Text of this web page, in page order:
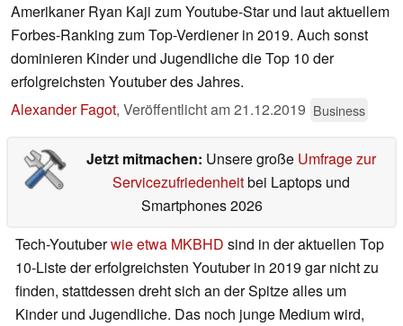
Amerikaner Ryan Kaji zum Youtube-Star und laut aktuellem
Forbes-Ranking zum Top-Verdiener in 2019. Auch sonst
dominieren Kinder und Jugendliche die Top 10 der
erfolgreichsten Youtuber des Jahres.
Alexander Fagot, Veröffentlicht am21.12.2019 Business
Jetzt mitmachen: Unsere große Umfrage zur
Servicezufriedenheitbei Laptops und
Smartphones 2026
Tech-Youtuberwie etwa MKBHD sind in der aktuellen Top
10-Liste der erfolgreichsten Youtuber in 2019 gar nicht zu
finden, stattdessen dreht sich an der Spitze alles um
Kinder und Jugendliche. Das noch junge Medium wird,